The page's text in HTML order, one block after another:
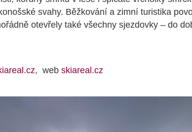
svahy. Běžkování a zimní turistika
otevřely také všechny sjezdovky – do
, web skiareal.cz